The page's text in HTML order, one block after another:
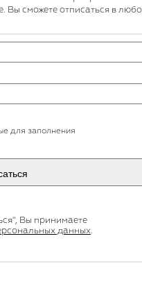
Вы сможете отписаться в
для заполнения
Вы принимаете
данных